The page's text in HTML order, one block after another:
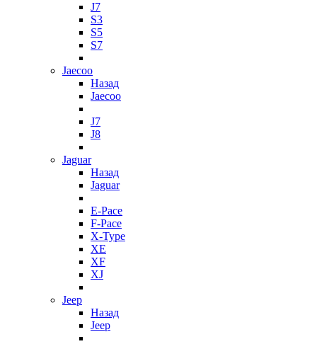
J7
S3
S5
S7
Jaecoo
Назад
Jaecoo
J7
J8
Jaguar
Назад
Jaguar
E-Pace
F-Pace
X-Type
XE
XF
XJ
Jeep
Назад
Jeep